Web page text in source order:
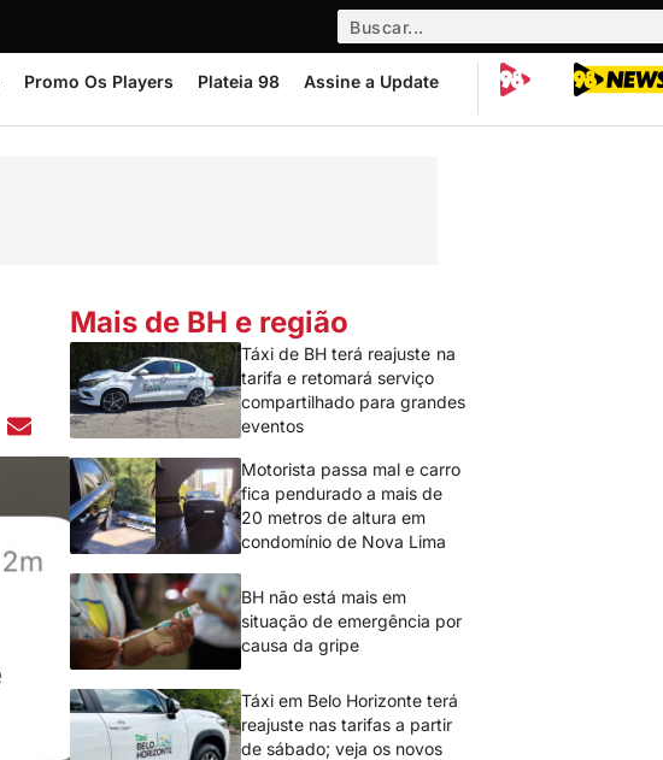
Promo Os Players Plateia 98 Assine a Update
Mais de BH e região
Táxi de BH terá reajuste na
tarifa e retomará serviço
compartilhado para grandes
eventos
Motorista passa mal e carro
fica pendurado a mais de
20 metros de altura em
condomínio de Nova Lima
BH não está mais em
situação de emergência por
causa da gripe
Táxi em Belo Horizonte terá
reajuste nas tarifas a partir
de sábado; veja os novos